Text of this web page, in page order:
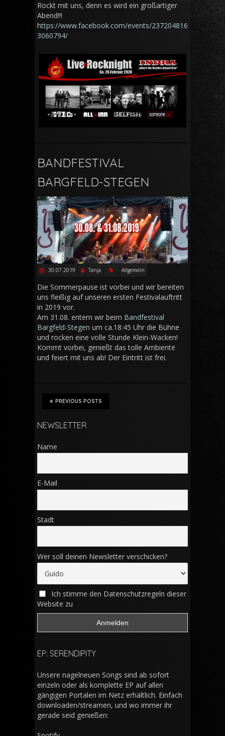
Rockt mit uns, denn es wird ein großartiger
Abend!!!
https://www.facebook.com/events/237204816
3060794/
BANDFESTIVAL
BARGFELD-STEGEN
30.07.2019 Tanja Allgemein
Die Sommerpause ist vorbei und wir bereiten
uns fleißig auf unseren ersten Festivalauftritt
in 2019 vor.
Am 31.08. entern wir beim Bandfestival
Bargfeld-Stegen um ca.18:45 Uhr die Bühne
und rocken eine volle Stunde Klein-Wacken!
Kommt vorbei, genießt das tolle Ambiente
und feiert mit uns ab! Der Eintritt ist frei.
PREVIOUS POSTS
NEWSLETTER
Name
E-Mail
Stadt
Wer soll deinen Newsletter verschicken?
Ich stimme den Datenschutzregeln dieser
Website zu
EP: SERENDIPITY
Unsere nagelneuen Songs sind ab sofort
einzeln oder als komplette EP auf allen
gängigen Portalen im Netz erhältlich. Einfach
downloaden/streamen, und wo immer ihr
gerade seid genießen: